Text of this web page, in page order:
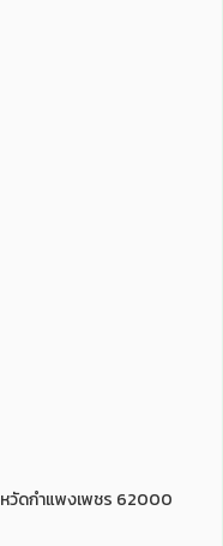
หวัดกำแพงเพชร 62000